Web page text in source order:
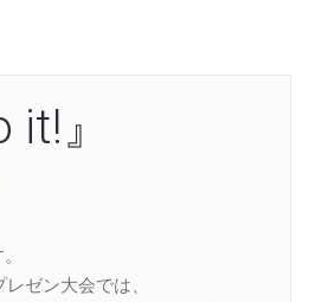
it!』
ゼン大会では、